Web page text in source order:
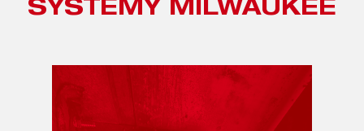
SYSTEMY MILWAUKEE